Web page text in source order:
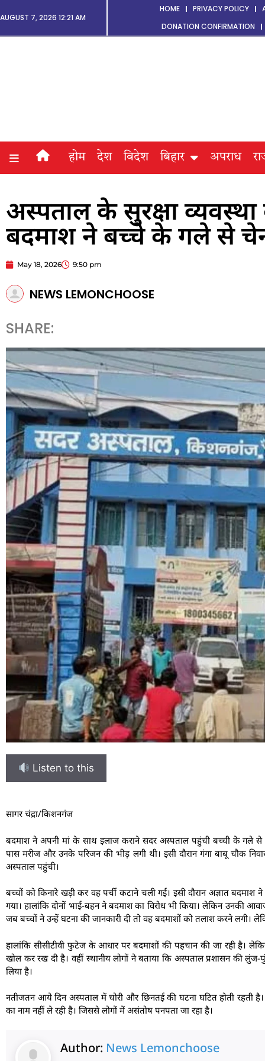
AUGUST 7, 2026 12:21 AM
HOME PRIVACY POLICY
DONATION CONFIRMATION
होम देश विदेश बिहार अपराध
अस्पताल के सुरक्षा
बदमाश ने बच्चे के गले से
May 18, 2026 9:50 pm
NEWS LEMONCHOOSE
SHARE:
Listen to this
सागर चंद्रा/किशनगंज
बदमाश ने अपनी मां के साथ इलाज कराने सदर अस्पताल पहुंची बच्ची के गले से
पास मरीज और उनके परिजन की भीड़ लगी थी। इसी दौरान गंगा बाबू चौक
अस्पताल पहुंची।
बच्चों को किनारे खड़ी कर वह पर्ची कटाने चली गई। इसी दौरान अज्ञात
गया। हालांकि दोनों भाई-बहन ने बदमाश का विरोध भी किया। लेकिन उनकी
जब बच्चों ने उन्हें घटना की जानकारी दी तो वह बदमाशों को तलाश करने लगी।
हालांकि सीसीटीवी फुटेज के आधार पर बदमाशों की पहचान की जा रही है।
खोल कर रख दी है। वहीं स्थानीय लोगों ने बताया कि अस्पताल प्रशासन की
लिया है।
नतीजतन आये दिन अस्पताल में चोरी और छिनतई की घटना घटित होती रहती
का नाम नहीं ले रही है। जिससे लोगों में असंतोष पनपता जा रहा है।
Author: News Lemonchoose